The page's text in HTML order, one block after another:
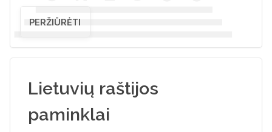
PERŽIŪRĖTI
Lietuvių raštijos
paminklai